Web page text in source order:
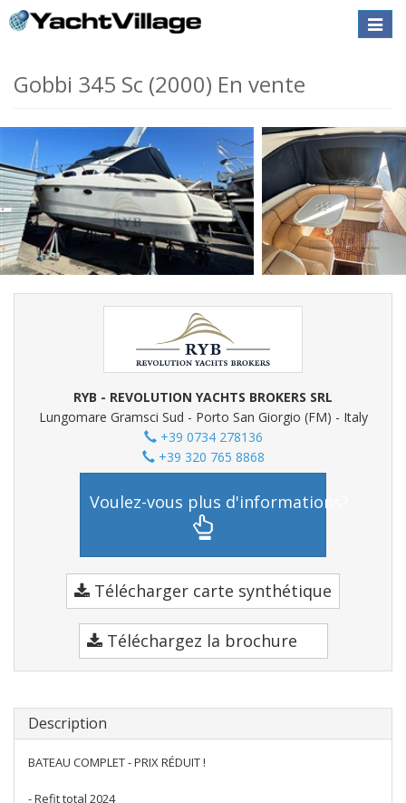
Toggle
Gobbi 345 Sc (2000) En vente
RYB - REVOLUTION YACHTS BROKERS SRL
Lungomare Gramsci Sud - Porto San Giorgio (FM) - Italy
+39 0734 278136
+39 320 765 8868
Voulez-vous plus d'informations?
Télécharger carte synthétique
Téléchargez la brochure
Description
BATEAU COMPLET - PRIX RÉDUIT !
- Refit total 2024